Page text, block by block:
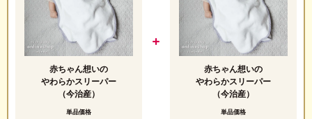
赤ちゃん想いの
やわらかスリーパー
（今治産）
単品価格
赤ちゃん想いの
やわらかスリーパー
（今治産）
単品価格